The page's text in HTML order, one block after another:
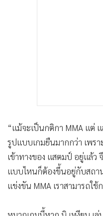
“แม้จะเป็นกติกา MMA แต่
รูปแบบเกมยืนมากกว่า เพร
เข้าทางของ แสตมป์ อยู่แล้ว
แบบไหนก็ต้องขึ้นอยู่กับสถา
แข่งขัน MMA เราสามารถใช้